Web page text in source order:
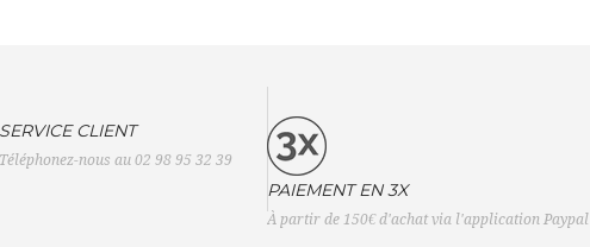
SERVICE CLIENT
Téléphonez-nous au 02 98 95 32 39
PAIEMENT EN 3X
À partir de 150€ d'achat via l'application Paypal